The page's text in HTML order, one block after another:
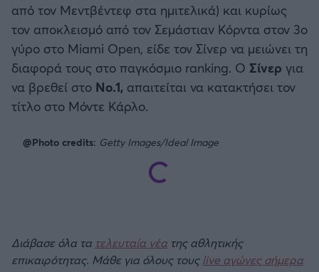
από τον Μεντβέντεφ στα ημιτελικά) και κυρίως
τον αποκλεισμό από τον Σεμάστιαν Κόρντα στον 3ο
γύρο στο Miami Open, είδε τον Σίνερ να μειώνει τη
διαφορά τους στο παγκόσμιο ranking. Ο Σίνερ για
να βρεθεί στο Νο.1, απαιτείται να κατακτήσει τον
τίτλο στο Mόντε Κάρλο.
@Photo credits: Getty Images/Ideal Image
Διάβασε όλα τα τελευταία νέα της αθλητικής
επικαιρότητας. Μάθε για όλους τους live αγώνες σήμερα